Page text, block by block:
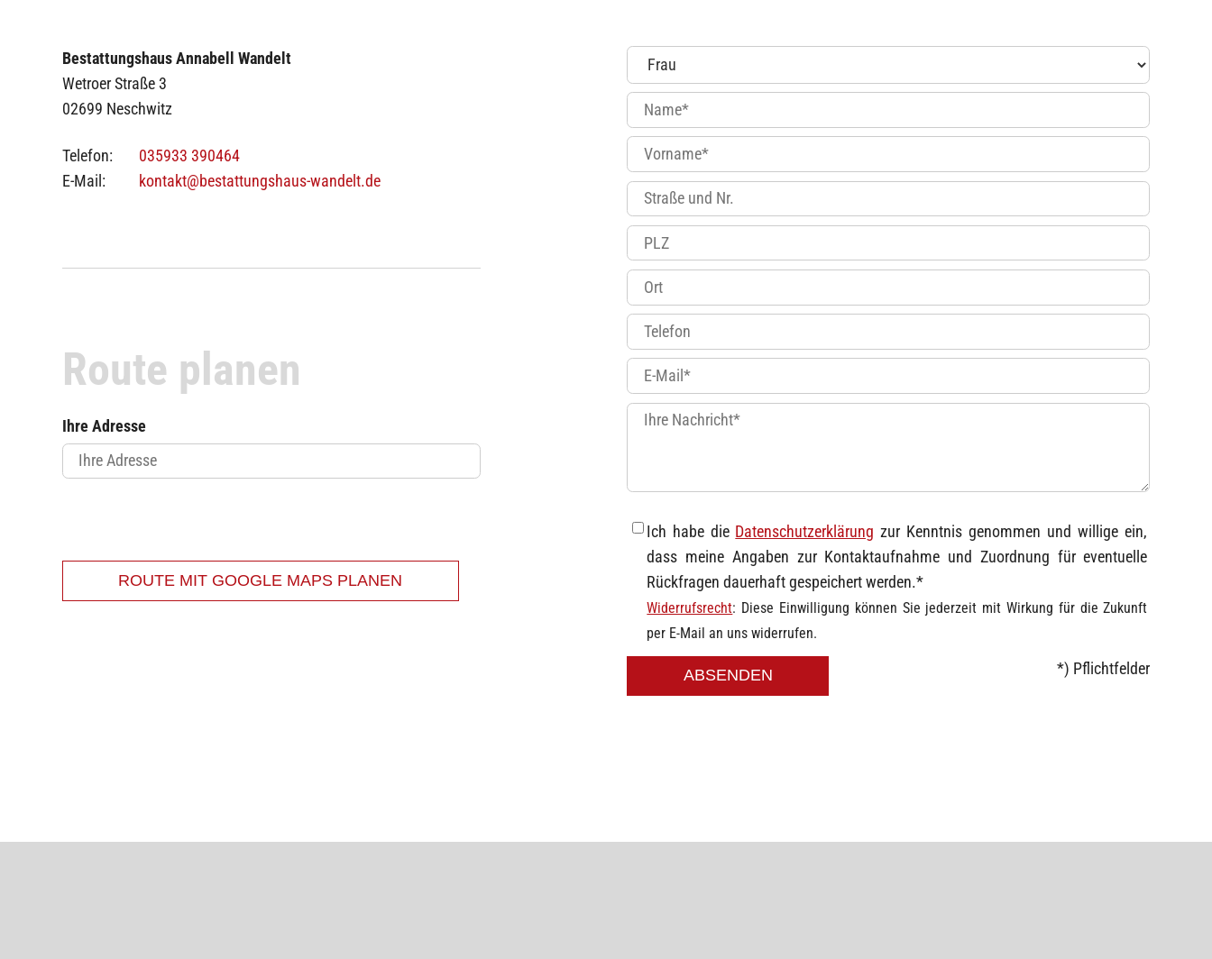
Bestattungshaus Annabell Wandelt
Wetroer Straße 3
02699 Neschwitz
Telefon:
035933 390464
E-Mail:
kontakt@bestattungshaus-wandelt.de
Route planen
Ihre Adresse
ROUTE MIT GOOGLE MAPS PLANEN
Ich habe die Datenschutzerklärung zur Kenntnis genommen und willige ein,
dass meine Angaben zur Kontaktaufnahme und Zuordnung für eventuelle
Rückfragen dauerhaft gespeichert werden.*
Widerrufsrecht: Diese Einwilligung können Sie jederzeit mit Wirkung für die Zukunft
per E-Mail an uns widerrufen.
ABSENDEN *) Pflichtfelder